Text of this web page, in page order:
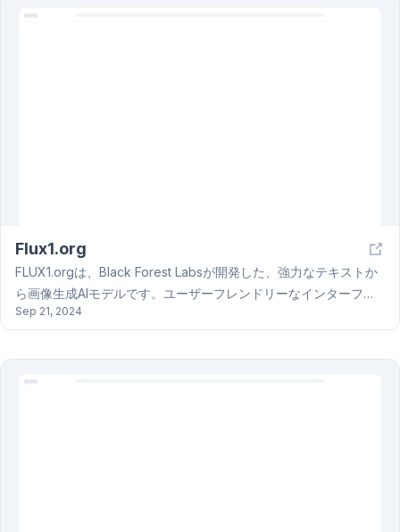
にしたりと、様々な用途で利用できます。Faceless.videoは、動
Flux1.org
FLUX1.orgは、Black Forest Labsが開発した、強力なテキストか
ら画像生成AIモデルです。ユーザーフレンドリーなインターフェ
ースと、充実したドキュメント、APIガイド、エンタープライズ向
ーが簡単に利用できます。FLUX1.orgは、プロフェッショナルな
用途や、創造性を高めたい個人ユーザーなど、幅広いニーズに対
Sep 21, 2024